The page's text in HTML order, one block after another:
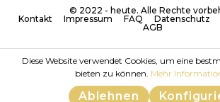
© 2022 - heute. Alle Rechte
Kontakt
Impressum FAQ Datenschutz
AGB
Diese Website verwendet Cookies, um eine
bieten zu können. Mehr
Ablehnen